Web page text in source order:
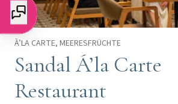
À’LA CARTE, MEERESFRÜCHTE
Sandal Á’la Carte
Restaurant